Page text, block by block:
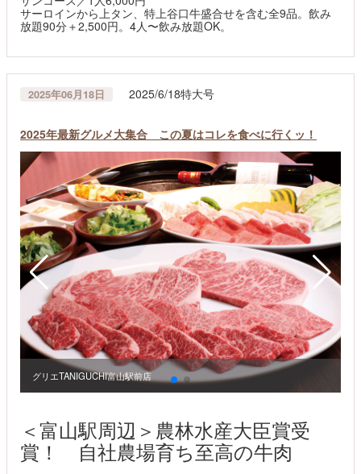
サーロインから上タン、特上谷口牛盛合せを含む全9品。飲み
放題90分＋2,500円。4人〜飲み放題OK。
2025年06月18日 2025/6/18特大号
2025年最新グルメ大集合 この夏はコレを食べに行くッ！
グリエTANIGUCHI富山駅前店
＜富山駅周辺＞農林水産大臣賞受
賞！ 自社農場育ち至高の牛肉